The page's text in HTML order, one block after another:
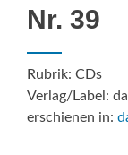
Nr. 39
Rubrik: CDs
Verlag/Label:
erschienen in: